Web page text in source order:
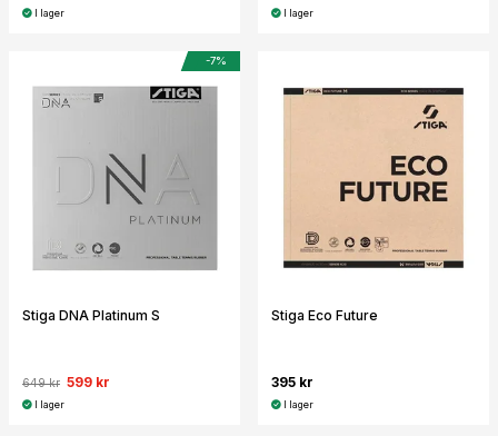
I lager I lager
-7%
Stiga DNA Platinum S
649 kr 599 kr
I lager
Stiga Eco Future
395 kr
I lager